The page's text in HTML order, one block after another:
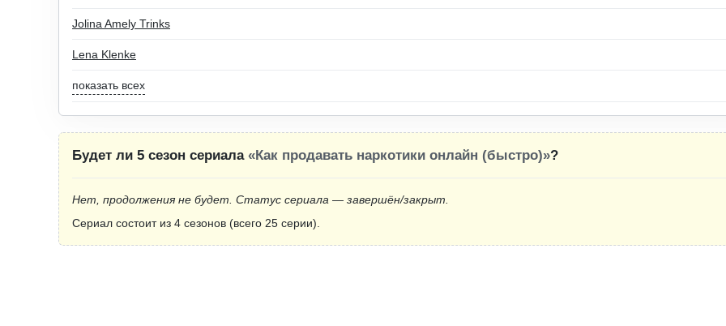
Jolina Amely Trinks
Lena Klenke
показать всех
Будет ли 5 сезон сериала «Как продавать наркотики онлайн (быстро)»?
Нет, продолжения не будет. Статус сериала — завершён/закрыт.
Сериал состоит из 4 сезонов (всего 25 серии).